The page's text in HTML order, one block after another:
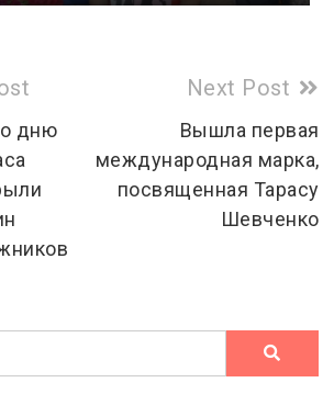
дню
Next Post
Вышла первая
международная марка,
посвященная Тарасу
Шевченко